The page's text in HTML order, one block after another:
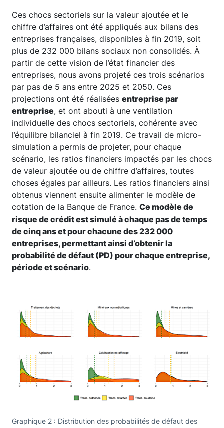
Ces chocs sectoriels sur la valeur ajoutée et le
chiffre d’affaires ont été appliqués aux bilans des
entreprises françaises, disponibles à fin 2019, soit
plus de 232 000 bilans sociaux non consolidés. À
partir de cette vision de l’état financier des
entreprises, nous avons projeté ces trois scénarios
par pas de 5 ans entre 2025 et 2050. Ces
projections ont été réalisées entreprise par
entreprise, et ont abouti à une ventilation
individuelle des chocs sectoriels, cohérente avec
l’équilibre bilanciel à fin 2019. Ce travail de micro-
simulation a permis de projeter, pour chaque
scénario, les ratios financiers impactés par les chocs
de valeur ajoutée ou de chiffre d’affaires, toutes
choses égales par ailleurs. Les ratios financiers ainsi
obtenus viennent ensuite alimenter le modèle de
cotation de la Banque de France. Ce modèle de
risque de crédit est simulé à chaque pas de temps
de cinq ans et pour chacune des 232 000
entreprises, permettant ainsi d’obtenir la
probabilité de défaut (PD) pour chaque entreprise,
période et scénario.
Graphique 2 : Distribution des probabilités de défaut des